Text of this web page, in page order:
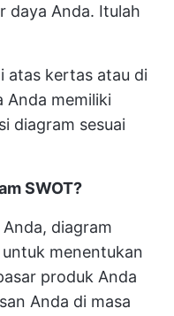
daya Anda. Itulah
atas kertas atau di
Anda memiliki
diagram sesuai
SWOT?
diagram
untuk menentukan
produk Anda
Anda di masa